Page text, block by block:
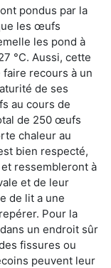
pondus par la
les œufs
les pond à
°C. Aussi, cette
recours à un
de ses
au cours de
de 250 œufs
chaleur au
bien respecté,
ressembleront à
et de leur
de lit a une
Pour la
un endroit sûr
fissures ou
peuvent leur